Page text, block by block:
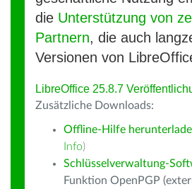
die Unterstützung von
Partnern, die auch
Versionen von
LibreOffice 25.8.7
Zusätzliche Downloads:
Offline-Hilfe
Info)
Schlüsselverwaltung-
Funktion OpenPGP